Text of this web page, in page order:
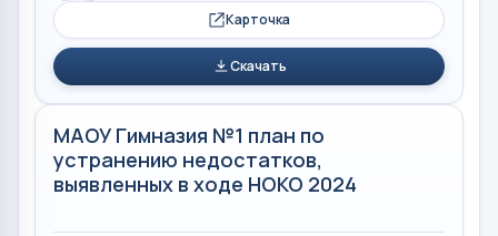
Карточка
Скачать
МАОУ Гимназия №1 план по
устранению недостатков,
выявленных в ходе НОКО 2024